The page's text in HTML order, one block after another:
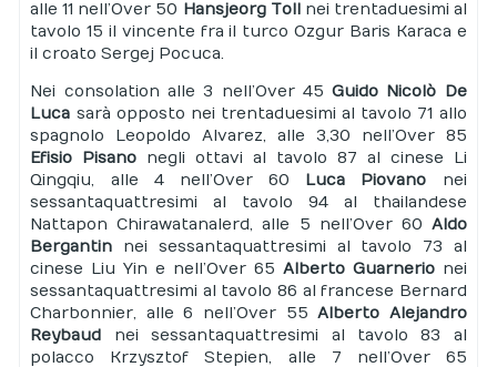
alle 11 nell’Over 50 Hansjeorg Tollnei trentaduesimi al
tavolo 15 il vincente fra il turco Ozgur Baris Karaca e
il croato Sergej Pocuca.
Nei consolation alle 3 nell’Over 45Guido Nicolò De
Luca sarà opposto nei trentaduesimi al tavolo 71 allo
spagnolo Leopoldo Alvarez, alle 3,30 nell’Over 85
Efisio Pisano negli ottavi al tavolo 87 al cinese Li
Qingqiu, alle 4 nell’Over 60 Luca Piovano nei
sessantaquattresimi al tavolo 94 al thailandese
Nattapon Chirawatanalerd, alle 5 nell’Over 60 Aldo
Bergantin nei sessantaquattresimi al tavolo 73 al
cinese Liu Yin e nell’Over 65 Alberto Guarnerionei
sessantaquattresimi al tavolo 86 al francese Bernard
Charbonnier, alle 6 nell’Over 55Alberto Alejandro
Reybaud nei sessantaquattresimi al tavolo 83 al
polacco Krzysztof Stepien, alle 7 nell’Over 65